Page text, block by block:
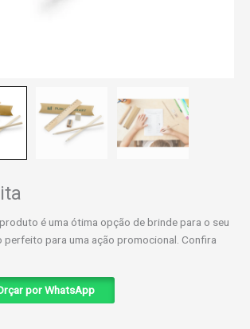
é uma ótima opção de brinde para o seu
perfeito para uma ação promocional. Confira
por WhatsApp